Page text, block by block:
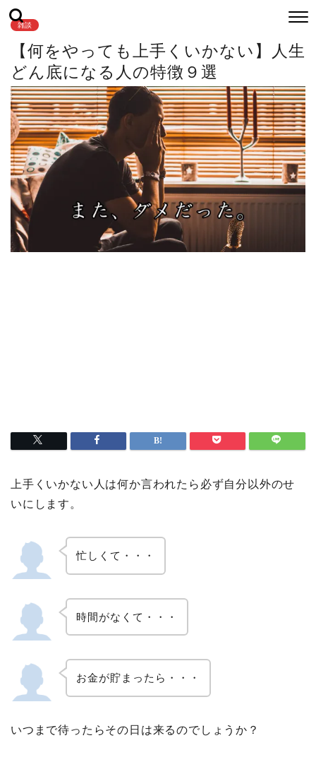
雑談
【何をやっても上手くいかない】人生
どん底になる人の特徴９選
上手くいかない人は何か言われたら必ず自分以外のせ
いにします。
忙しくて・・・
時間がなくて・・・
お金が貯まったら・・・
いつまで待ったらその日は来るのでしょうか？